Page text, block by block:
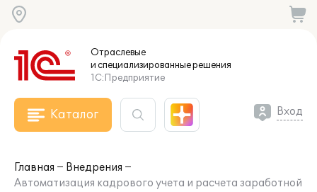
Отраслевые
и специализированныерешения
1С:Предприятие
Каталог Вход
Главная
Внедрения
Автоматизация кадрового учета и расчета заработной